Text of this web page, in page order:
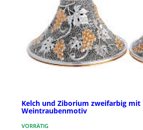
Kelch und Ziborium zweifarbig
Weintraubenmotiv
VORRÄTIG